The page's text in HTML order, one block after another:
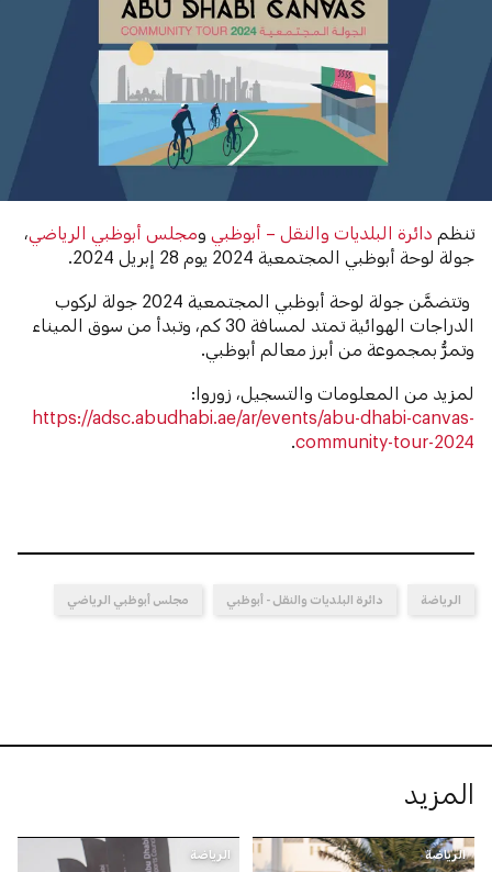
تنظم دائرة البلديات والنقل – أبوظبي ومجلس أبوظبي الرياضي ،
جولة لوحة أبوظبي المجتمعية 2024 يوم 28 إبريل 2024.
وتتضمَّن جولة لوحة أبوظبي المجتمعية 2024 جولة لركوب
الدراجات الهوائية تمتد لمسافة 30 كم، وتبدأ من سوق الميناء
وتمرُّ بمجموعة من أبرز معالم أبوظبي.
لمزيد من المعلومات والتسجيل، زوروا:
https://adsc.abudhabi.ae/ar/events/abu-dhabi-canvas-
community-tour-2024
.
الرياضة دائرة البلديات والنقل - أبوظبي مجلس أبوظبي الرياضي
المزيد
الرياضة الرياضة